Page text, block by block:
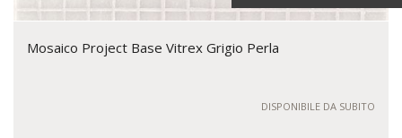
Mosaico Project Base Vitrex Grigio Perla
DISPONIBILE DA SUBITO